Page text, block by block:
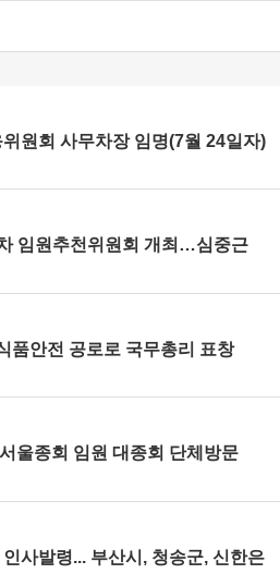
원회 사무차장 임명(7월 24일자)
임원추천위원회 개최…심중근
품안전 공로로 국무총리 표창
울종회 임원 대종회 단체방문
사발령... 부산시, 청송군, 신한은